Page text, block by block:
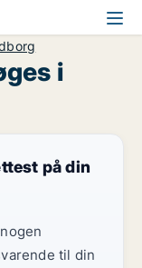
i
på din
til din